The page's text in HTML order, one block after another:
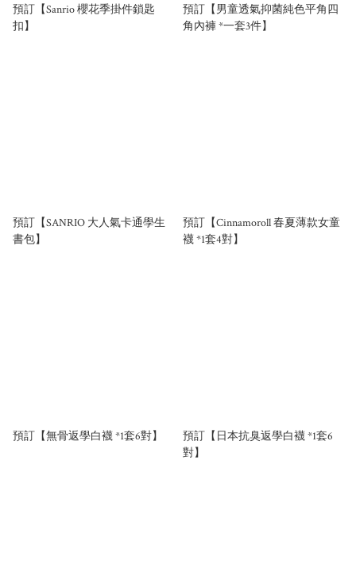
預訂【Sanrio 櫻花季掛件鎖匙
扣】
預訂【男童透氣抑菌純色平角四
角內褲 *一套3件】
預訂【SANRIO 大人氣卡通學生
書包】
預訂【Cinnamoroll 春夏薄款女童
襪 *1套4對】
預訂【無骨返學白襪 *1套6對】
預訂【日本抗臭返學白襪 *1套6
對】